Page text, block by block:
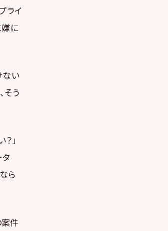
ライ
に
ない
そう
」
ら
件